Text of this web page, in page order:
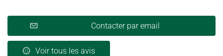
Contacter par email
Voir tous les avis